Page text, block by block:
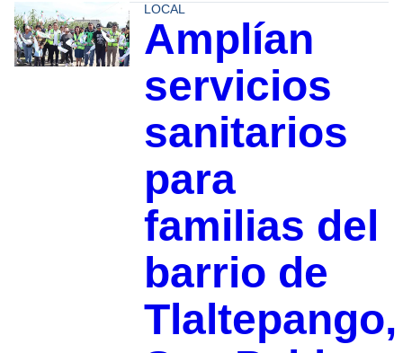
LOCAL
Amplían
servicios
sanitarios
para
familias del
barrio de
Tlaltepango,